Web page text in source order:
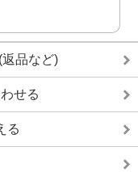
品など)
せる
る